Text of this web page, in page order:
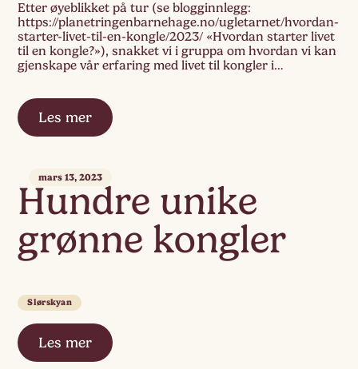
Etter øyeblikket på tur (se blogginnlegg:
https://planetringenbarnehage.no/ugletarnet/hvordan-
starter-livet-til-en-kongle/2023/ «Hvordan starter livet
til en kongle?»), snakket vi i gruppa om hvordan vi kan
gjenskape vår erfaring med livet til kongler i
kvist som har kongler som er nyfødt […]
Les mer
Hundre unike
grønne kongler
mars 13, 2023
Slørskyan
Les mer